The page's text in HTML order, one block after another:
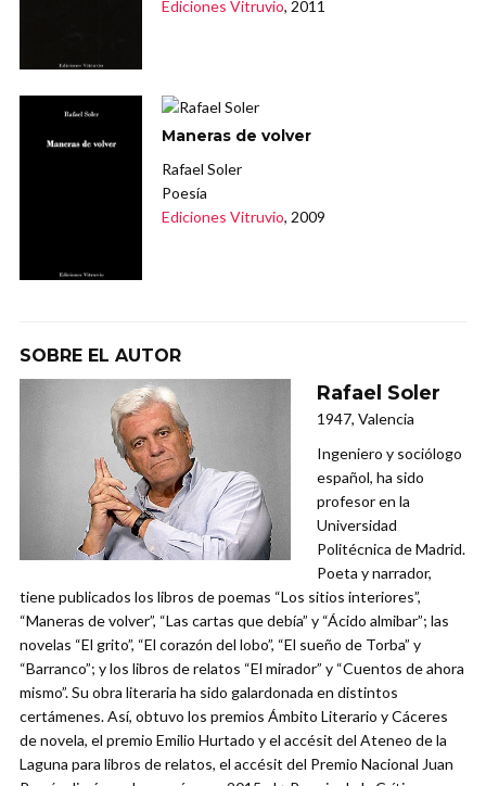
Ediciones Vitruvio, 2011
Maneras de volver
Rafael Soler
Poesía
Ediciones Vitruvio, 2009
SOBRE EL AUTOR
Rafael Soler
1947, Valencia
Ingeniero y sociólogo
español, ha sido
profesor en la
Universidad
Politécnica de Madrid.
Poeta y narrador,
tiene publicados los libros de poemas “Los sitios interiores”,
“Maneras de volver”, “Las cartas que debía” y “Ácido almibar”; las
novelas “El grito”, “El corazón del lobo”, “El sueño de Torba” y
“Barranco”; y los libros de relatos “El mirador” y “Cuentos de ahora
mismo”. Su obra literaria ha sido galardonada en distintos
certámenes. Así, obtuvo los premios Ámbito Literario y Cáceres
de novela, el premio Emilio Hurtado y el accésit del Ateneo de la
Laguna para libros de relatos, el accésit del Premio Nacional Juan